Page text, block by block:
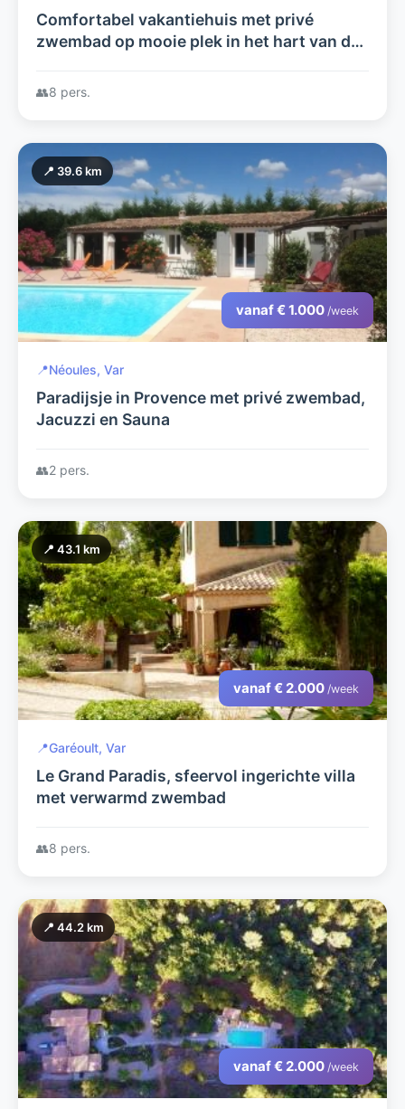
Comfortabel vakantiehuis met privé
zwembad op mooie plek in het hart van de
👥8 pers.
📍 39.6 km
vanaf € 1.000 /week
📍Néoules, Var
Paradijsje in Provence met privé zwembad,
Jacuzzi en Sauna
👥2 pers.
📍 43.1 km
vanaf € 2.000 /week
📍Garéoult, Var
Le Grand Paradis, sfeervol ingerichte villa
met verwarmd zwembad
👥8 pers.
📍 44.2 km
vanaf € 2.000 /week